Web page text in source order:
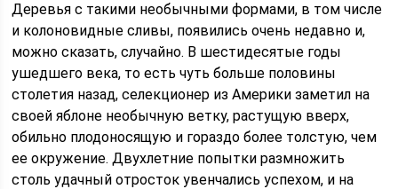
Деревья с такими необычными формами, в том числе
и колоновидные сливы, появились очень недавно и,
можно сказать, случайно. В шестидесятые годы
ушедшего века, то есть чуть больше половины
столетия назад, селекционер из Америки заметил на
своей яблоне необычную ветку, растущую вверх,
обильно плодоносящую и гораздо более толстую, чем
ее окружение. Двухлетние попытки размножить
столь удачный отросток увенчались успехом, и на